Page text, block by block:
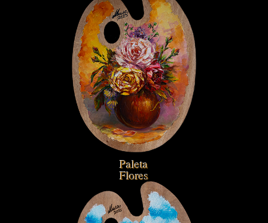
Paleta
Flores